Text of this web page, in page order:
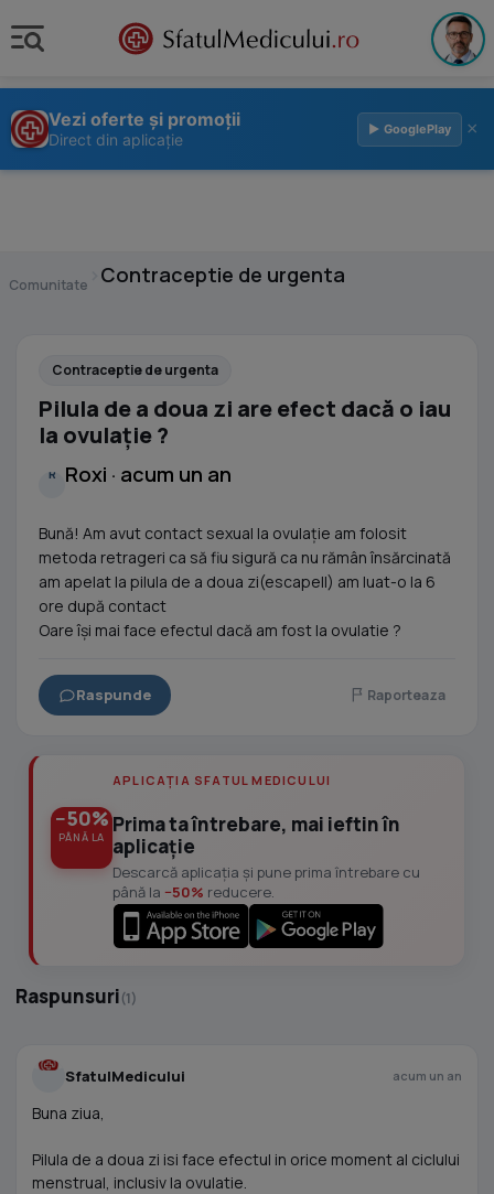
Vezi oferte și promoții
Direct din aplicație
▶ GooglePlay ×
Comunitate Contraceptie de urgenta
Contraceptie de urgenta
Pilula de a doua zi are efect dacă o iau
la ovulație ?
R Roxi · acum un an
Bună! Am avut contact sexual la ovulație am folosit
metoda retrageri ca să fiu sigură ca nu rămân însărcinată
am apelat la pilula de a doua zi(escapell) am luat-o la 6
ore după contact
Oare își mai face efectul dacă am fost la ovulatie ?
Raspunde Raporteaza
−50%
PÂNĂ LA
APLICAȚIA SFATUL MEDICULUI
Prima ta întrebare, mai ieftin în
aplicație
Descarcă aplicația și pune prima întrebare cu
până la −50% reducere.
Raspunsuri(1)
SfatulMedicului acum un an
Buna ziua,
Pilula de a doua zi isi face efectul in orice moment al ciclului
menstrual, inclusiv la ovulatie.